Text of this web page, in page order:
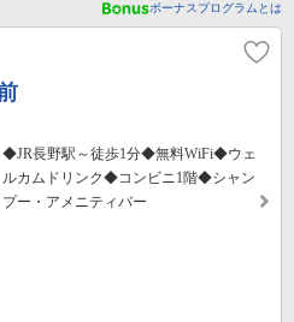
ボーナスプログラムとは
◆JR長野駅～徒歩1分◆無料WiFi◆ウェ
ルカムドリンク◆コンビニ1階◆シャン
プー・アメニティバー